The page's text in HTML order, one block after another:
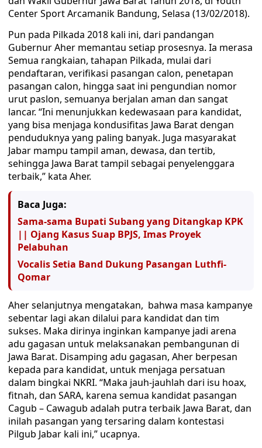
Center Sport Arcamanik Bandung, Selasa (13/02/2018).
Pun pada Pilkada 2018 kali ini, dari pandangan
Gubernur Aher memantau setiap prosesnya. Ia merasa
Semua rangkaian, tahapan Pilkada, mulai dari
pendaftaran, verifikasi pasangan calon, penetapan
pasangan calon, hingga saat ini pengundian nomor
urut paslon, semuanya berjalan aman dan sangat
lancar. “Ini menunjukkan kedewasaan para kandidat,
yang bisa menjaga kondusifitas Jawa Barat dengan
penduduknya yang paling banyak. Juga masyarakat
Jabar mampu tampil aman, dewasa, dan tertib,
sehingga Jawa Barat tampil sebagai penyelenggara
terbaik,” kata Aher.
Baca Juga:
Sama-sama Bupati Subang yang Ditangkap KPK
|| Ojang Kasus Suap BPJS, Imas Proyek
Pelabuhan
Vocalis Setia Band Dukung Pasangan Luthfi-
Qomar
Aher selanjutnya mengatakan, bahwa masa kampanye
sebentar lagi akan dilalui para kandidat dan tim
sukses. Maka dirinya inginkan kampanye jadi arena
adu gagasan untuk melaksanakan pembangunan di
Jawa Barat. Disamping adu gagasan, Aher berpesan
kepada para kandidat, untuk menjaga persatuan
dalam bingkai NKRI. “Maka jauh-jauhlah dari isu hoax,
fitnah, dan SARA, karena semua kandidat pasangan
Cagub – Cawagub adalah putra terbaik Jawa Barat, dan
inilah pasangan yang tersaring dalam kontestasi
Pilgub Jabar kali ini,” ucapnya.